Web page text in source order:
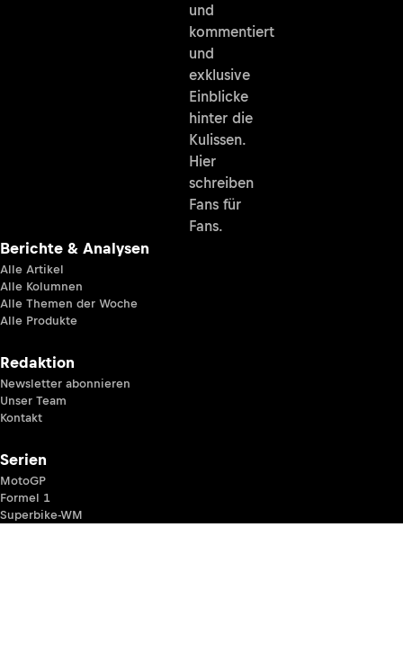
und
kommentiert
und
exklusive
Einblicke
hinter die
Kulissen.
Hier
schreiben
Fans für
Fans.
Berichte & Analysen
Alle Artikel
Alle Kolumnen
Alle Themen der Woche
Alle Produkte
Redaktion
Newsletter abonnieren
Unser Team
Kontakt
Serien
MotoGP
Formel 1
Superbike-WM